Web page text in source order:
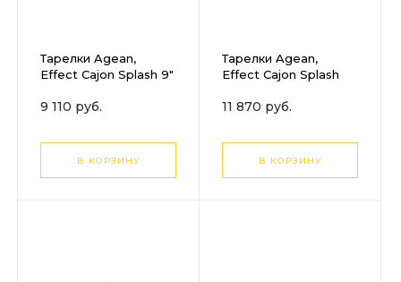
Тарелки Agean,
Effect Cajon Splash 9"
9 110 руб.
В КОРЗИНУ
Тарелки Agean,
Effect Cajon Splash
11 870 руб.
В КОРЗИНУ